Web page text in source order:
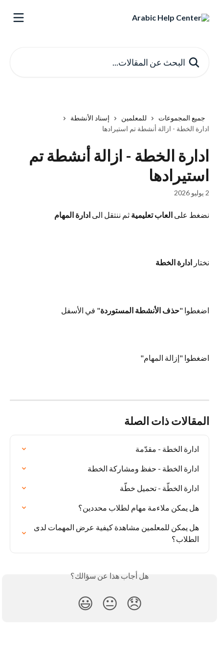
جميع المجموعات للمعلمين
إسناد الأنشطة
ادارة الخطة - ازالة أنشطة تم استيرادها
ادارة الخطة - ازالة أنشطة تم
استيرادها
2 يوليو 2026
نضغط على العاب تعليمية ثم ننتقل الى ادارة المهام
نختار ادارة الخطة
اضغطوا "حذف الأنشطة المستوردة" في الأسفل
اضغطوا "إزالة المهام"
المقالات ذات الصلة
ادارة الخطة - مقدّمة
ادارة الخطة - حفظ ومشاركة الخطة
ادارة الخطّة - تحميل خطّة
هل يمكن ملاءمة مهام لطلاب محددين؟
هل يمكن للمعلمين مشاهدة كيفية عرض المهمات لدى
الطلاب؟
هل أجاب هذا عن سؤالك؟
😞
😐
😃